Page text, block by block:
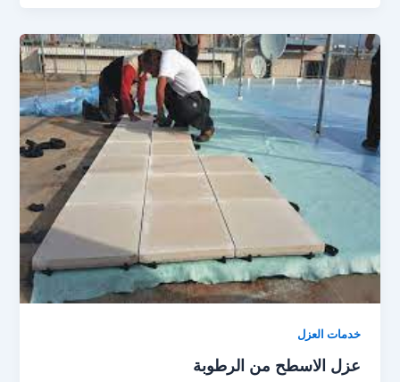
خدمات العزل
عزل الاسطح من الرطوبة